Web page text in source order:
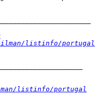
listinfo/portugal
listinfo/portugal